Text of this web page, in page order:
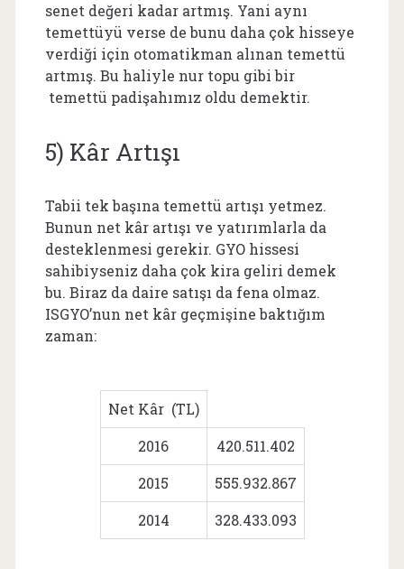
senet değeri kadar artmış. Yani aynı
temettüyü verse de bunu daha çok hisseye
verdiği için otomatikman alınan temettü
artmış. Bu haliyle nur topu gibi bir
temettü padişahımız oldu demektir.
5) Kâr Artışı
Tabii tek başına temettü artışı yetmez.
Bunun net kâr artışı ve yatırımlarla da
desteklenmesi gerekir. GYO hissesi
sahibiyseniz daha çok kira geliri demek
bu. Biraz da daire satışı da fena olmaz.
ISGYO’nun net kâr geçmişine baktığım
zaman:
Net Kâr (TL)
2016
420.511.402
2015
555.932.867
2014
328.433.093